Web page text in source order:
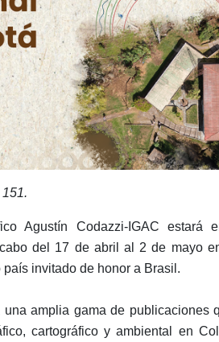
Agustín Codazzi-IGAC estará
del 17 de abril al 2 de mayo
invitado de honor a Brasil.
amplia gama de publicaciones
cartográfico y ambiental en